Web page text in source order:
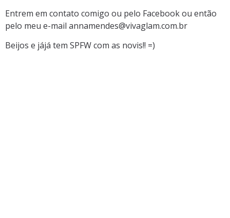
Entrem em contato comigo ou pelo Facebook ou então
pelo meu e-mail annamendes@vivaglam.com.br
Beijos e jájá tem SPFW com as novis!! =)